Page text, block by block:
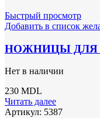
Быстрый просмотр
Добавить в список
НОЖНИЦЫ ДЛЯ
Нет в наличии
230 MDL
Читать далее
Артикул: 5387